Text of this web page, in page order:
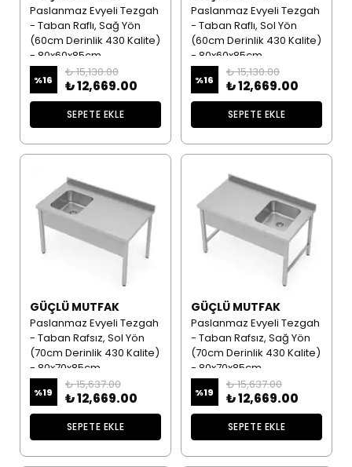
Paslanmaz Evyeli Tezgah
- Taban Raflı, Sağ Yön
(60cm Derinlik 430 Kalite)
- 80x60x85cm
%16
₺ 15,130.00
₺ 12,669.00
SEPETE EKLE
Paslanmaz Evyeli Tezgah
- Taban Raflı, Sol Yön
(60cm Derinlik 430 Kalite)
- 80x60x85cm
%16
₺ 15,130.00
₺ 12,669.00
SEPETE EKLE
GÜÇLÜ MUTFAK
Paslanmaz Evyeli Tezgah
- Taban Rafsız, Sol Yön
(70cm Derinlik 430 Kalite)
- 80x70x85cm
%19
₺ 15,637.00
₺ 12,669.00
SEPETE EKLE
GÜÇLÜ MUTFAK
Paslanmaz Evyeli Tezgah
- Taban Rafsız, Sağ Yön
(70cm Derinlik 430 Kalite)
- 80x70x85cm
%19
₺ 15,637.00
₺ 12,669.00
SEPETE EKLE